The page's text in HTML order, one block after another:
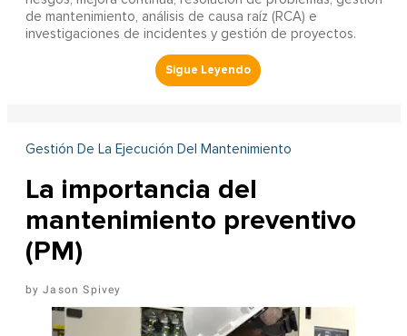
de mantenimiento, análisis de causa raíz (RCA) e
investigaciones de incidentes y gestión de proyectos.
Gestión De La Ejecución Del Mantenimiento
La importancia del
mantenimiento preventivo
(PM)
Jason Spivey